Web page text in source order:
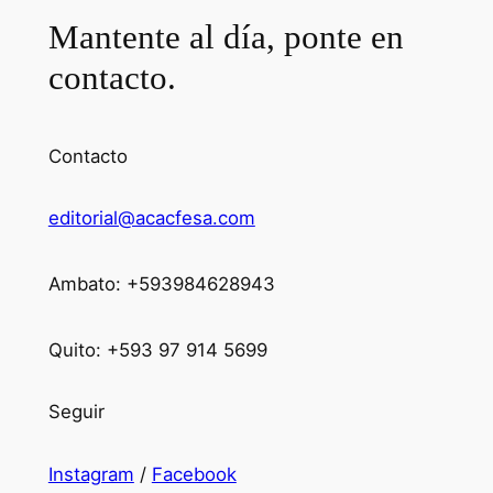
Mantente al día, ponte en
contacto.
Contacto
editorial@acacfesa.com
Ambato: +593984628943
Quito: +593 97 914 5699
Seguir
Instagram / Facebook